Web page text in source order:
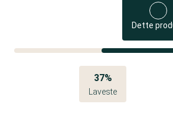
Dette
37%
Laveste